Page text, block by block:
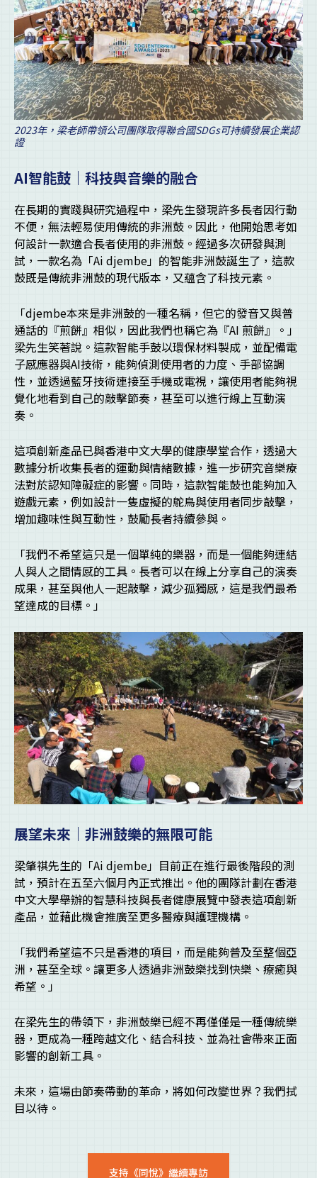
2023年，梁老師帶領公司團隊取得聯合國SDGs可持續發展企業認
證
AI智能鼓｜科技與音樂的融合
在長期的實踐與研究過程中，梁先生發現許多長者因行動
不便，無法輕易使用傳統的非洲鼓。因此，他開始思考如
何設計一款適合長者使用的非洲鼓。經過多次研發與測
試，一款名為「Ai djembe」的智能非洲鼓誕生了，這款
鼓既是傳統非洲鼓的現代版本，又蘊含了科技元素。
「djembe本來是非洲鼓的一種名稱，但它的發音又與普
通話的『煎餅』相似，因此我們也稱它為『AI 煎餅』。」
梁先生笑著說。這款智能手鼓以環保材料製成，並配備電
子感應器與AI技術，能夠偵測使用者的力度、手部協調
性，並透過藍牙技術連接至手機或電視，讓使用者能夠視
覺化地看到自己的敲擊節奏，甚至可以進行線上互動演
奏。
這項創新產品已與香港中文大學的健康學堂合作，透過大
數據分析收集長者的運動與情緒數據，進一步研究音樂療
法對於認知障礙症的影響。同時，這款智能鼓也能夠加入
遊戲元素，例如設計一隻虛擬的鴕鳥與使用者同步敲擊，
增加趣味性與互動性，鼓勵長者持續參與。
「我們不希望這只是一個單純的樂器，而是一個能夠連結
人與人之間情感的工具。長者可以在線上分享自己的演奏
成果，甚至與他人一起敲擊，減少孤獨感，這是我們最希
望達成的目標。」
展望未來｜非洲鼓樂的無限可能
梁肇祺先生的「Ai djembe」目前正在進行最後階段的測
試，預計在五至六個月內正式推出。他的團隊計劃在香港
中文大學舉辦的智慧科技與長者健康展覽中發表這項創新
產品，並藉此機會推廣至更多醫療與護理機構。
「我們希望這不只是香港的項目，而是能夠普及至整個亞
洲，甚至全球。讓更多人透過非洲鼓樂找到快樂、療癒與
希望。」
在梁先生的帶領下，非洲鼓樂已經不再僅僅是一種傳統樂
器，更成為一種跨越文化、結合科技、並為社會帶來正面
影響的創新工具。
未來，這場由節奏帶動的革命，將如何改變世界？我們拭
目以待。
支持《同悅》繼續專訪